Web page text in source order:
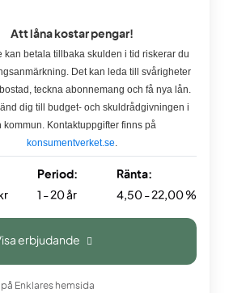
Att låna kostar pengar!
kan betala tillbaka skulden i tid riskerar du
Det kan leda till svårigheter
teckna abonnemang och få nya lån.
dig till budget- och skuldrådgivningen i
kommun. Kontaktuppgifter finns på
konsumentverket.se.
Period:
1 - 20 år
Ränta:
4,50 - 22,00 %
erbjudande
på Enklares hemsida